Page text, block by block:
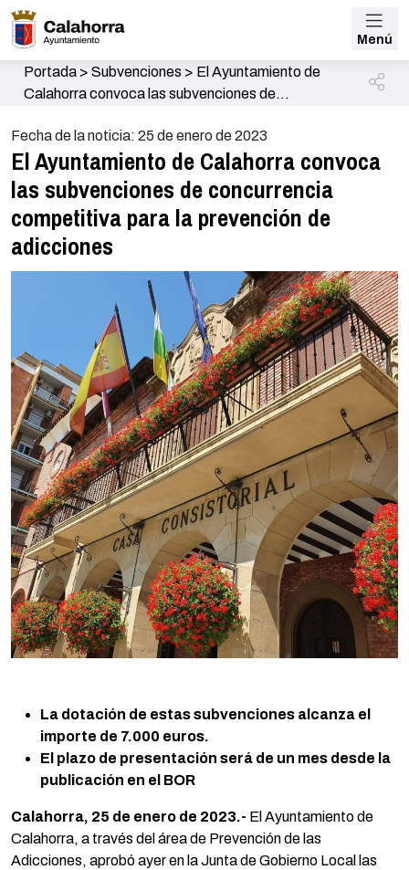
Menú
Portada> Subvenciones > El Ayuntamiento de
Calahorra convoca las subvenciones de
adicciones
Fecha de la noticia: 25 de enero de 2023
El Ayuntamiento de Calahorra convoca
las subvenciones de concurrencia
competitiva para la prevención de
adicciones
La dotación de estas subvenciones alcanza el
importe de 7.000 euros.
El plazo de presentación será de un mes desde la
publicación en el BOR
Calahorra, 25 de enero de 2023.- El Ayuntamiento de
Calahorra, a través del área de Prevención de las
Adicciones, aprobó ayer en la Junta de Gobierno Local las